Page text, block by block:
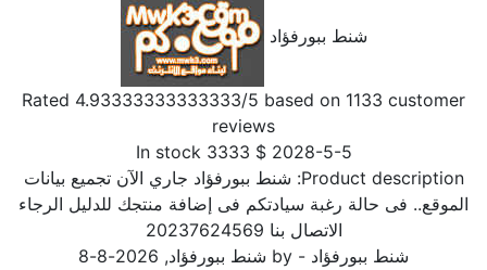
شنط ببورفؤاد
Rated4.93333333333333 /5 based on1133customer
reviews
2028-5-5
$
3333
In stock
Product description: شنط ببورفؤاد جاري الآن تجميع بيانات
الموقع.. فى حالة رغبة سيادتكم فى إضافة منتجك للدليل الرجاء
الاتصال بنا 20237624569
شنط ببورفؤاد- by شنط ببورفؤاد,
2026-8-8